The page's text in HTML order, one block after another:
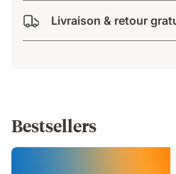
Livraison & retour
Bestsellers